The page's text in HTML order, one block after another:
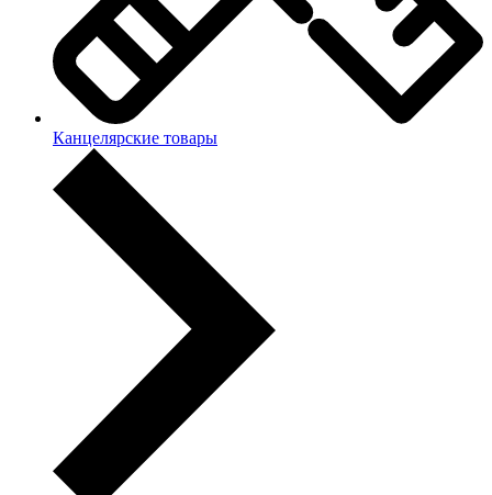
Канцелярские товары